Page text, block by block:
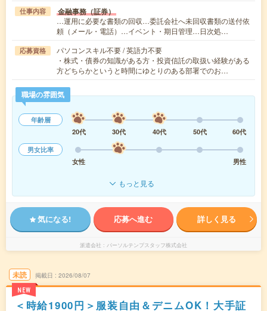
仕事内容 金融事務（証券）
…運用に必要な書類の回収…委託会社へ未回収書類の送付依
頼（メール・電話）…イベント・期日管理…日次処…
応募資格
パソコンスキル不要 / 英語力不要
・株式・債券の知識がある方・投資信託の取扱い経験がある
方どちらかというと時間にゆとりのある部署でのお…
職場の雰囲気
年齢層
20代
30代 40代 50代
60代
男女比率
女性
男性
もっと見る
気になる! 応募へ進む 詳しく見る
派遣会社 パーソルテンプスタッフ株式会社
未読
NEW
掲載日 2026/08/07
＜時給1900円＞服装自由＆デニムOK！大手証